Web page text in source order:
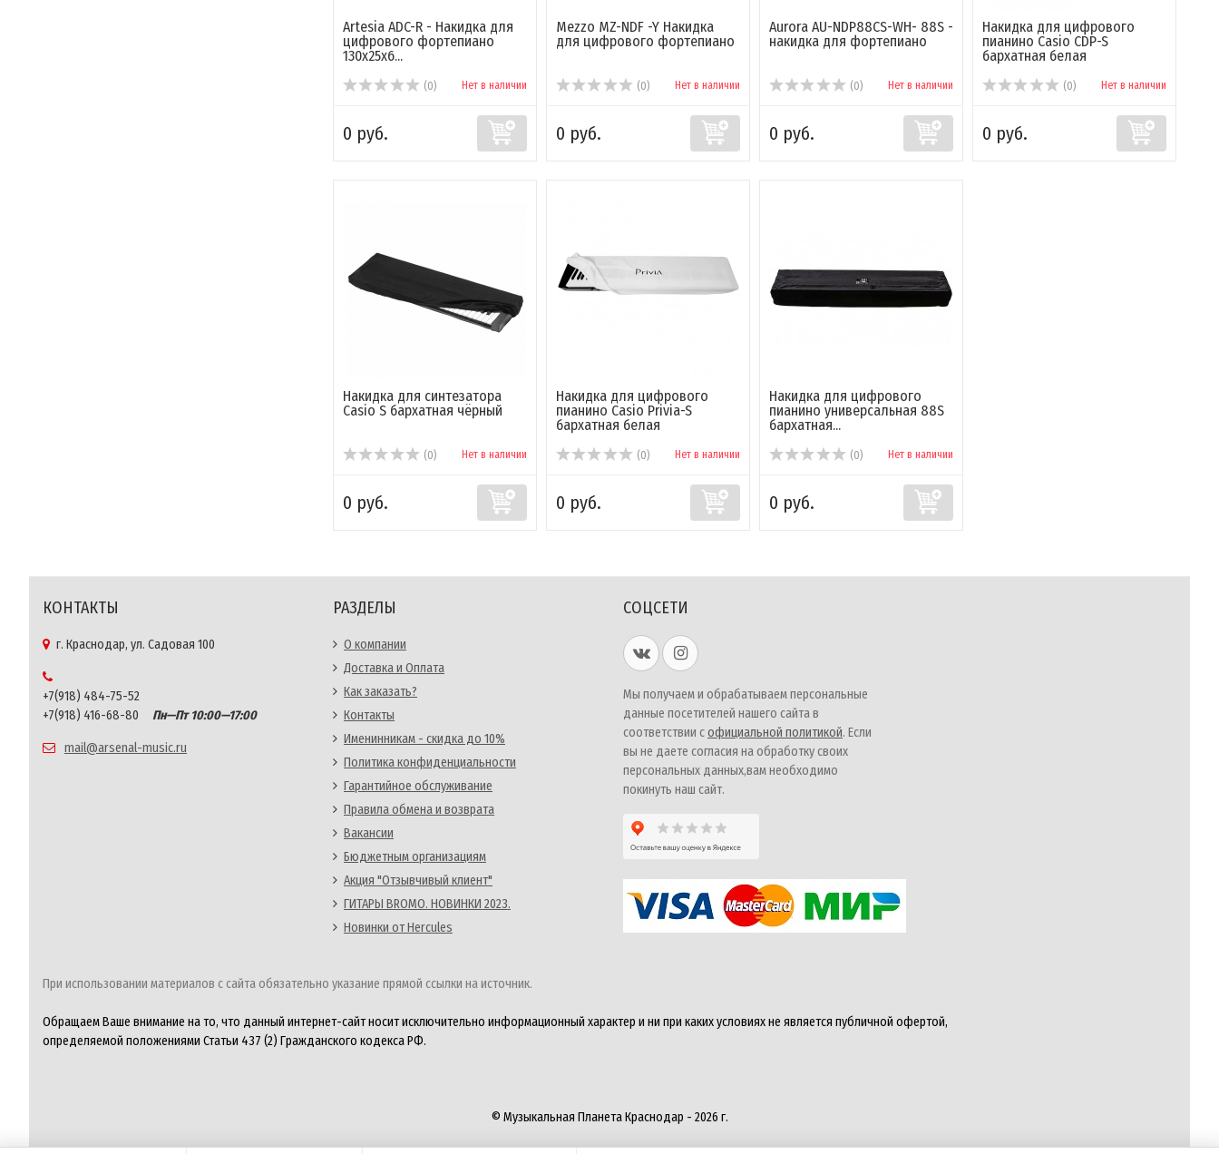
Artesia ADC-R - Накидка для
цифрового фортепиано
130х25х6...
(0) Нет в наличии
0 руб.
Mezzo MZ-NDF -Y Накидка
для цифрового фортепиано
(0) Нет в наличии
0 руб.
Aurora AU-NDP88CS-WH- 88S -
накидка для фортепиано
(0) Нет в наличии
0 руб.
Накидка для цифрового
пианино Casio CDP-S
бархатная белая
(0) Нет в наличии
0 руб.
Накидка для синтезатора
Casio S бархатная чёрный
(0) Нет в наличии
0 руб.
Накидка для цифрового
пианино Casio Privia-S
бархатная белая
(0) Нет в наличии
0 руб.
Накидка для цифрового
пианино универсальная 88S
бархатная...
(0) Нет в наличии
0 руб.
КОНТАКТЫ
г. Краснодар, ул. Садовая 100
+7(918) 484-75-52
+7(918) 416-68-80
Пн—Пт 10:00—17:00
mail@arsenal-music.ru
РАЗДЕЛЫ
О компании
Доставка и Оплата
Как заказать?
Контакты
Именинникам - скидка до 10%
Политика конфиденциальности
Гарантийное обслуживание
Правила обмена и возврата
Вакансии
Бюджетным организациям
Акция "Отзывчивый клиент"
ГИТАРЫ BROMO. НОВИНКИ 2023.
Новинки от Hercules
СОЦСЕТИ
Мы получаем и обрабатываем персональные
данные посетителей нашего сайта в
соответствии софициальной политикой. Если
вы не даете согласия на обработку своих
персональных данных,вам необходимо
покинуть наш сайт.
При использовании материалов с сайта обязательно указание прямой ссылки на источник.
Обращаем Ваше внимание на то, что данный интернет-сайт носит исключительно информационный характер и ни при каких условиях не является публичной офертой,
определяемой положениями Статьи 437 (2) Гражданского кодекса РФ.
© Музыкальная Планета Краснодар - 2026 г.